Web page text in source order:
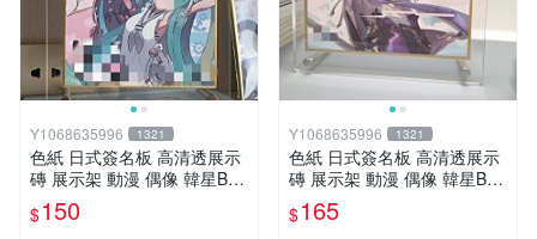
Y1068635996 1321
色紙 日式簽名板 高清透展示
磚 展示架 動漫 偶像 韓星BT
S hololive 中號 凹槽150*150
mm
$150
Y1068635996 1321
色紙 日式簽名板 高清透展示
磚 展示架 動漫 偶像 韓星BT
S hololive 大號 凹槽182*202
mm
$165